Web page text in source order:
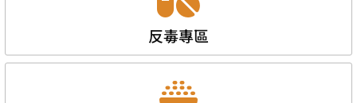
反毒專區